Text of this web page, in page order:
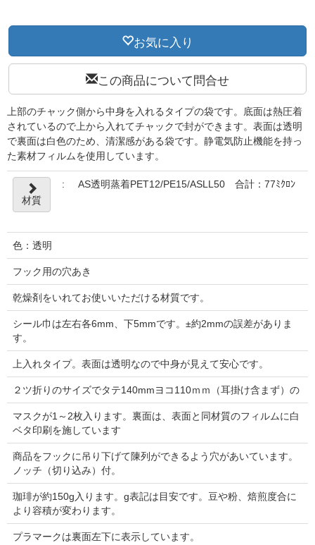
お気に入り
この商品について問合せ
上部のチャック側から中身を入れるタイプの袋です。底面は熱圧着
されているので上から入れてチャックで封ができます。表面は透明
で裏面は白色のため、清潔感がある袋です。静電気防止機能を持っ
た素材フィルムを使用しています。
材質
: AS透明蒸着PET12/PE15/ASLL50 合計：77ﾐｸﾛﾝ
色：透明
フック用の穴あき
乾燥剤をいれてお使いいただける材質です。
シール巾は左右各6mm、下5mmです。±約2mmの誤差がありま
す。
上入れタイプ。表面は透明なので中身が見えて安心です。
２ツ折りのサイズでタテ140mmヨコ110ｍｍ（耳掛け含まず）の
マスクが1～2枚入ります。裏面は、表面と同材質のフィルムに白
ベタ印刷を施しています
商品をフックに吊り下げて陳列ができるよう穴があいています。
ノッチ（切り込み）付。
珈琲が約150g入ります。g表記は目安です。豆や粉、焙煎度合に
より容積が変わります。
プラマークは裏面左下に表示しています。